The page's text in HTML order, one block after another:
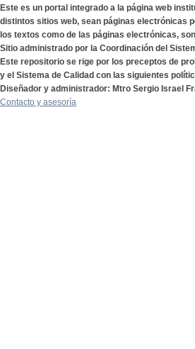
Este es un portal integrado a la página web
distintos sitios web, sean páginas electrónicas
los textos como de las páginas electrónicas,
Sitio administrado por la Coordinación del
Este repositorio se rige por los preceptos de
y el Sistema de Calidad con las siguientes
Diseñador y administrador: Mtro Sergio Israel
Contacto y asesoría